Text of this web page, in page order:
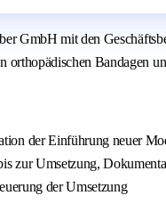
GmbH mit den
Bandagen
der Einführung neuer
zur Umsetzung,
der Umsetzung